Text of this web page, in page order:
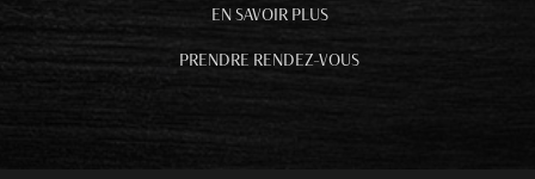
EN SAVOIR PLUS
PRENDRE RENDEZ-VOUS